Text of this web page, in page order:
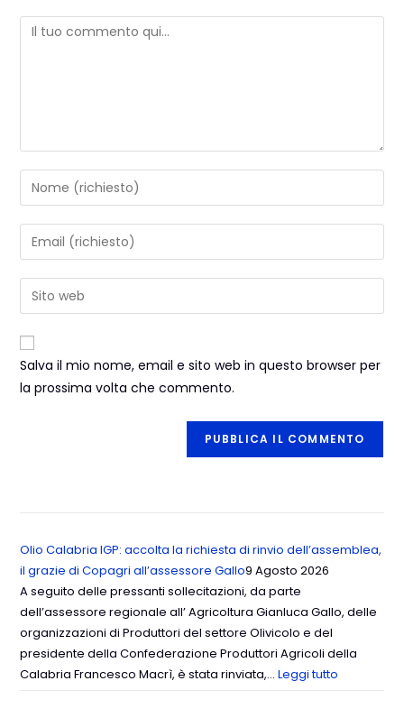
Salva il mio nome, email e sito web in questo browser per
la prossima volta che commento.
Olio Calabria IGP: accolta la richiesta di rinvio dell’assemblea,
il grazie di Copagri all’assessore Gallo9 Agosto 2026
A seguito delle pressanti sollecitazioni, da parte
dell’assessore regionale all’ Agricoltura Gianluca Gallo, delle
organizzazioni di Produttori del settore Olivicolo e del
presidente della Confederazione Produttori Agricoli della
Calabria Francesco Macrì, è stata rinviata,…Leggi tutto